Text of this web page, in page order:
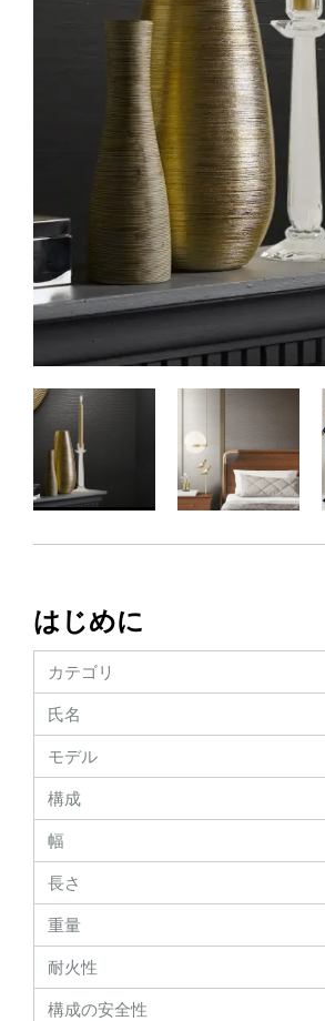
はじめに
カテゴリ
氏名
モデル
構成
幅
長さ
重量
耐火性
構成の安全性